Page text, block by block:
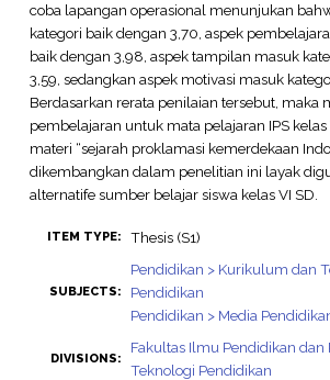
coba lapangan operasional menunjukan
kategori baik dengan 3,70, aspek
baik dengan 3,98, aspek tampilan masuk
3,59, sedangkan aspek motivasi masuk
Berdasarkan rerata penilaian tersebut, maka
pembelajaran untuk mata pelajaran IPS kelas
materi “sejarah proklamasi kemerdekaan
dikembangkan dalam penelitian ini layak
alternatife sumber belajar siswa kelas VI SD.
ITEM TYPE: Thesis (S1)
SUBJECTS:
Pendidikan > Kurikulum dan
Pendidikan
Pendidikan > Media
DIVISIONS:
Fakultas Ilmu Pendidikan dan
Teknologi Pendidikan